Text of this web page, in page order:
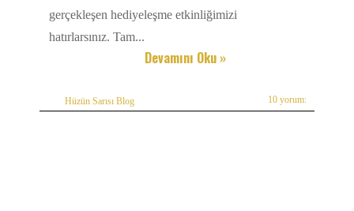
gerçekleşen hediyeleşme etkinliğimizi
hatırlarsınız. Tam...
Devamını Oku »
Hüzün Sarısı Blog 10 yorum: